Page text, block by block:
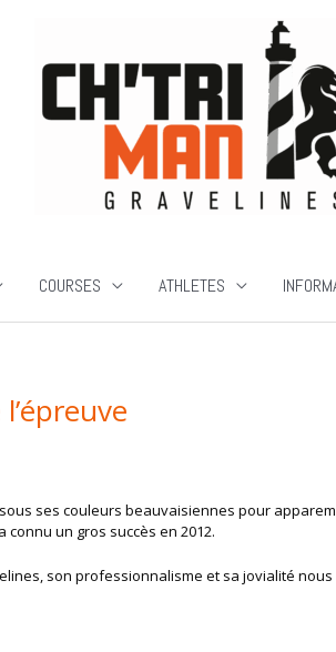
COURSES ATHLETES
ses couleurs beauvaisiennes pour
un gros succès en 2012.
son professionnalisme et sa jovialité